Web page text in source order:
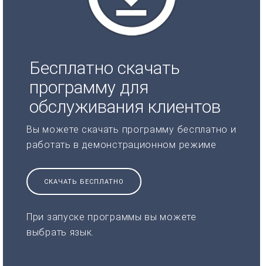
Бесплатно скачать
программу для
обслуживания клиентов
Вы можете скачать программу бесплатно и
работать в демонстрационном режиме
СКАЧАТЬ БЕСПЛАТНО
При запуске программы вы можете
выбрать язык.